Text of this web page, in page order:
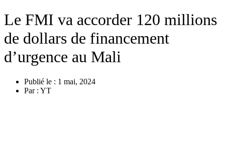
Le FMI va accorder 120 millions
de dollars de financement
d’urgence au Mali
Publié le : 1 mai, 2024
Par : YT